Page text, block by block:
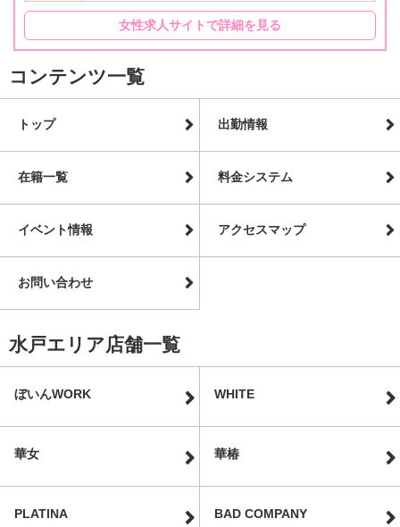
女性求人サイトで詳細を見る
コンテンツ一覧
トップ 出勤情報
在籍一覧 料金システム
イベント情報 アクセスマップ
お問い合わせ
水戸エリア店舗一覧
ぼいんWORK WHITE
華女 華椿
PLATINA BAD COMPANY